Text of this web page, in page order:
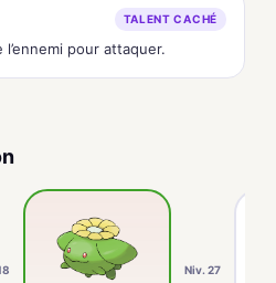
TALENT CACHÉ
pour attaquer.
Niv. 27